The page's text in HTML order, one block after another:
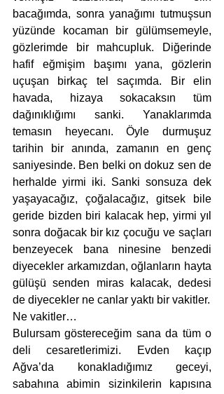
bacağımda, sonra yanağımı tutmuşsun
yüzünde kocaman bir gülümsemeyle,
gözlerimde bir mahcupluk. Diğerinde
hafif eğmişim başımı yana, gözlerin
uçuşan birkaç tel saçımda. Bir elin
havada, hizaya sokacaksın tüm
dağınıklığımı sanki. Yanaklarımda
temasın heyecanı. Öyle durmuşuz
tarihin bir anında, zamanın en genç
saniyesinde. Ben belki on dokuz sen de
herhalde yirmi iki. Sanki sonsuza dek
yaşayacağız, çoğalacağız, gitsek bile
geride bizden biri kalacak hep, yirmi yıl
sonra doğacak bir kız çocuğu ve saçları
benzeyecek bana ninesine benzedi
diyecekler arkamızdan, oğlanların hayta
gülüşü senden miras kalacak, dedesi
Ne vakitler…
Bulursam göstereceğim sana da tüm o
deli cesaretlerimizi. Evden kaçıp
Ağva’da konakladığımız geceyi,
sabahına abimin sizinkilerin kapısına